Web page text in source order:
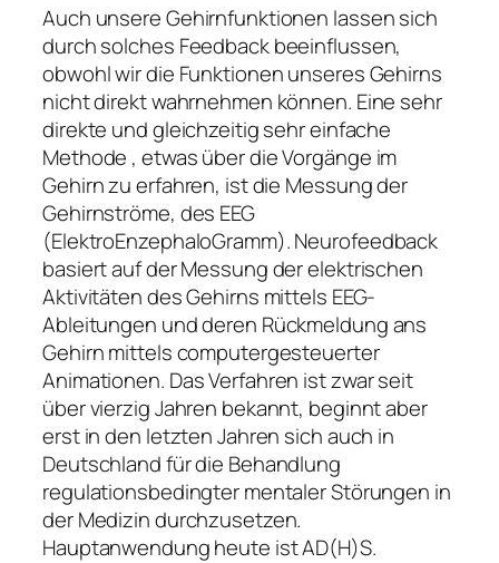
Auch unsere Gehirnfunktionen lassen sich
durch solches Feedback beeinflussen,
obwohl wir die Funktionen unseres Gehirns
nicht direkt wahrnehmen können. Eine sehr
direkte und gleichzeitig sehr einfache
Methode , etwas über die Vorgänge im
Gehirn zu erfahren, ist die Messung der
Gehirnströme, des EEG
(ElektroEnzephaloGramm). Neurofeedback
basiert auf der Messung der elektrischen
Aktivitäten des Gehirns mittels EEG-
Ableitungen und deren Rückmeldung ans
Gehirn mittels computergesteuerter
Animationen. Das Verfahren ist zwar seit
über vierzig Jahren bekannt, beginnt aber
erst in den letzten Jahren sich auch in
Deutschland für die Behandlung
regulationsbedingter mentaler Störungen in
der Medizin durchzusetzen.
Hauptanwendung heute ist AD(H)S.